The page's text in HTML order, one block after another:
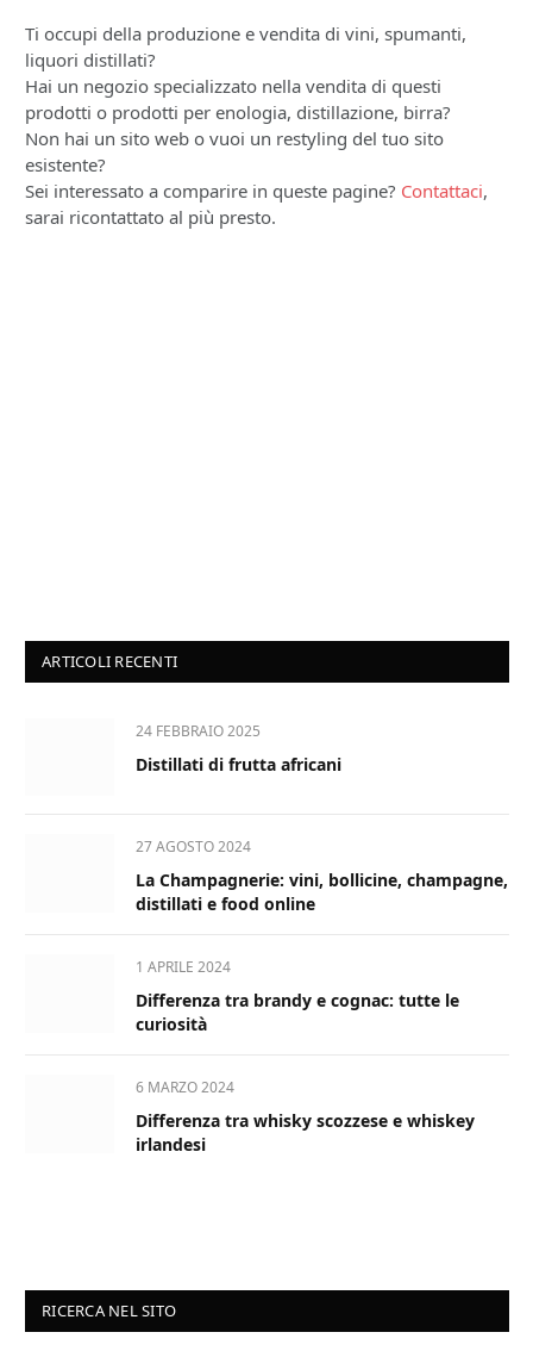
Ti occupi della produzione e vendita di vini, spumanti,
liquori distillati?
Hai un negozio specializzato nella vendita di questi
prodotti o prodotti per enologia, distillazione, birra?
Non hai un sito web o vuoi un restyling del tuo sito
esistente?
Sei interessato a comparire in queste pagine? Contattaci,
sarai ricontattato al più presto.
ARTICOLI RECENTI
24 FEBBRAIO 2025
Distillati di frutta africani
27 AGOSTO 2024
La Champagnerie: vini, bollicine, champagne,
distillati e food online
1 APRILE 2024
Differenza tra brandy e cognac: tutte le
curiosità
6 MARZO 2024
Differenza tra whisky scozzese e whiskey
irlandesi
RICERCA NEL SITO